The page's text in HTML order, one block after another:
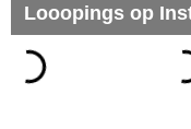
Looopings op